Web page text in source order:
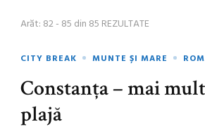
Arăt: 82 - 85 din 85 REZULTATE
CITY BREAK MUNTE ȘI MARE
Constanța – mai
plajă